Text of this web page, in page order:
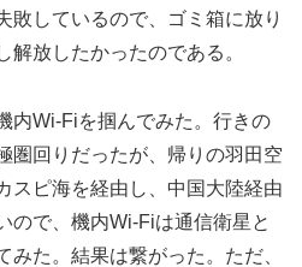
敗しているので、ゴミ箱に放り
放したかったのである。
内Wi-Fiを掴んでみた。行きの
圏回りだったが、帰りの羽田空
スピ海を経由し、中国大陸経由
ので、機内Wi-Fiは通信衛星と
た。結果は繋がった。ただ、